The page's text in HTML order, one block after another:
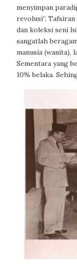
menyimpan
revolusi”.
dan koleksi seni
sangatlah
manusia (wanita),
Sementara yang
10% belaka.